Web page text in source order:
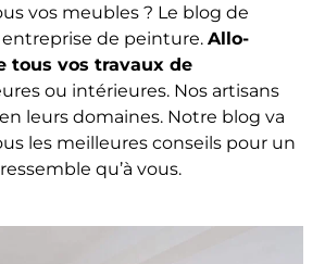
vos meubles ? Le blog de
de peinture. Allo-
tous vos travaux de
ou intérieures. Nos artisans
leurs domaines. Notre blog va
les meilleures conseils pour un
qu’à vous.